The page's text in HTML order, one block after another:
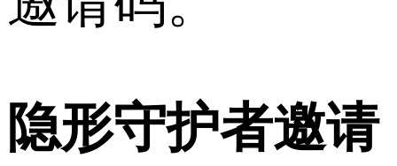
隐形守护者邀请